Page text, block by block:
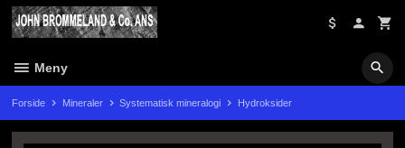
Gå
Meny
Forside Mineraler Systematisk mineralogi Hydroksider